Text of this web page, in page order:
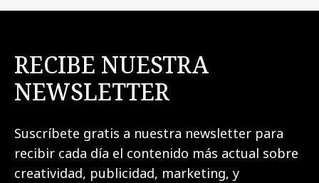
RECIBE NUESTRA
NEWSLETTER
Suscríbete gratis a nuestra newsletter para
recibir cada día el contenido más actual sobre
creatividad, publicidad, marketing, y